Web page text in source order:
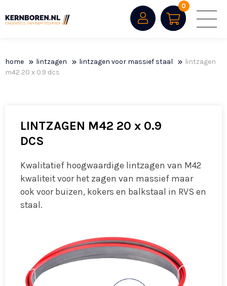
0
home lintzagen lintzagen voor massief staal
lintzagen
m42 20 x 0.9 dcs
LINTZAGEN M42 20 x 0.9
DCS
Kwalitatief hoogwaardige lintzagen van M42
kwaliteit voor het zagen van massief maar
ook voor buizen, kokers en balkstaal in RVS en
staal.